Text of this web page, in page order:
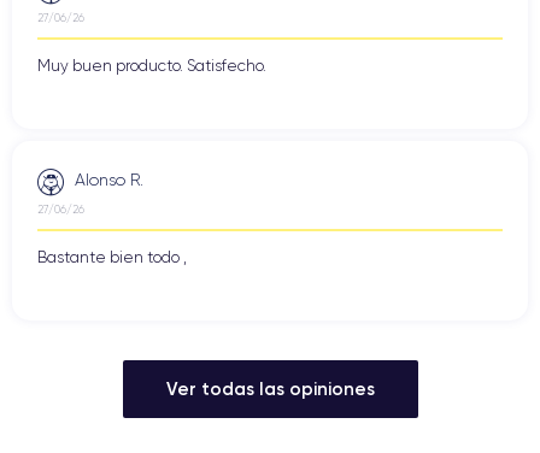
27/06/26
Muy buen producto. Satisfecho.
Alonso R.
27/06/26
Bastante bien todo ,
Ver todas las opiniones